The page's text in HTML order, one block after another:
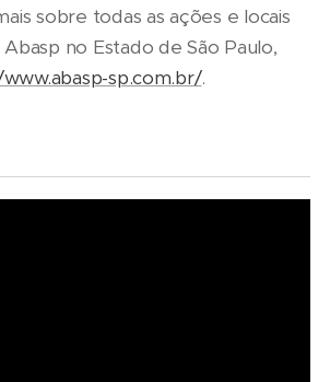
sobre todas as ações e locais
no Estado de São Paulo,
sp.com.br/.